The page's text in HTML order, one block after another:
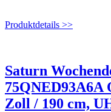
Produktdetails >>
Saturn
75QNED93A6A
Zoll / 190 cm,